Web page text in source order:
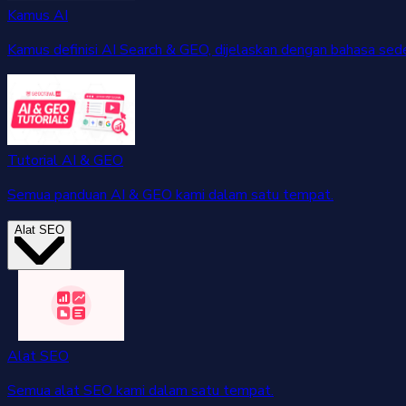
Kamus AI
Kamus definisi AI Search & GEO, dijelaskan dengan bahasa
Tutorial AI & GEO
Semua panduan AI & GEO kami dalam satu tempat.
Alat SEO
Alat SEO
Semua alat SEO kami dalam satu tempat.